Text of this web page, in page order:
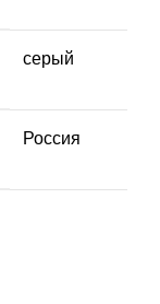
серый
Россия